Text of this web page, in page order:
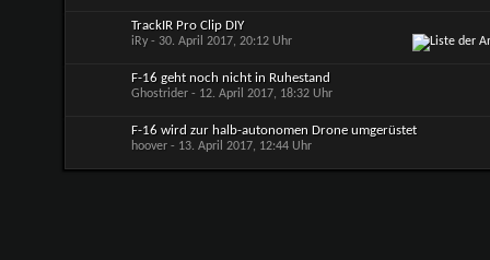
TrackIR Pro Clip DIY
iRy- 30. April 2017, 20:12 Uhr
F-16 geht noch nicht in Ruhestand
Ghostrider- 12. April 2017, 18:32 Uhr
F-16 wird zur halb-autonomen Drone umgerüstet
hoover- 13. April 2017, 12:44 Uhr